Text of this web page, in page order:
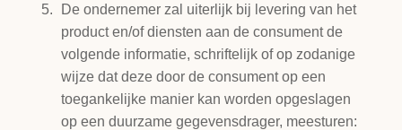
De ondernemer zal uiterlijk bij levering van het
product en/of diensten aan de consument de
volgende informatie, schriftelijk of op zodanige
wijze dat deze door de consument op een
toegankelijke manier kan worden opgeslagen
op een duurzame gegevensdrager, meesturen: